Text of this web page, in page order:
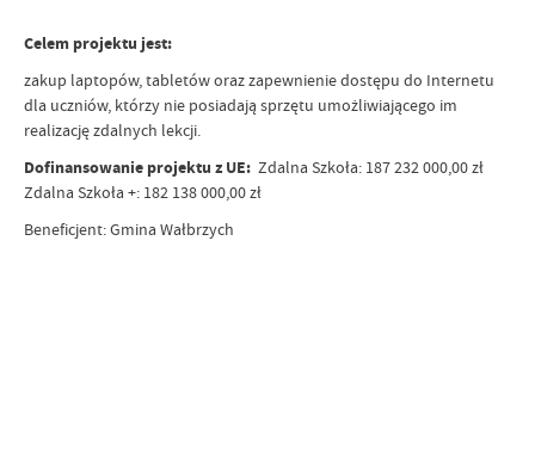
Celem projektu jest:
zakup laptopów, tabletów oraz zapewnienie dostępu do Internetu
dla uczniów, którzy nie posiadają sprzętu umożliwiającego im
realizację zdalnych lekcji.
Dofinansowanie projektu z UE: Zdalna Szkoła: 187 232 000,00 zł
Zdalna Szkoła +: 182 138 000,00 zł
Beneficjent: Gmina Wałbrzych